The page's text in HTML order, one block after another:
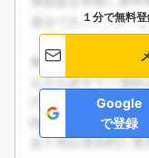
１分で無料
Google
で登録